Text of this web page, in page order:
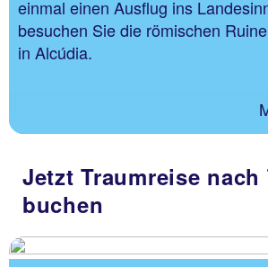
einmal einen Ausflug ins
besuchen Sie die römischen
in Alcúdia.
Jetzt Traumreise nach
buchen